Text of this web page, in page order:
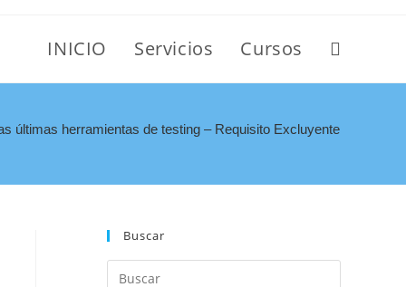
INICIO Servicios Cursos
últimas herramientas de testing – Requisito Excluyente para
Buscar